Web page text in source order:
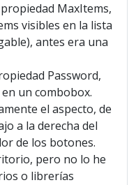
MaxItems,
visibles en la lista
antes era una
Password,
un combobox.
el aspecto, de
a la derecha del
de los botones.
pero no lo he
o librerías